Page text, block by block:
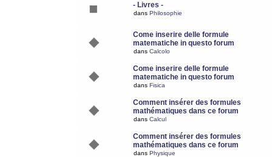
- Livres -
dans Philosophie
Come inserire delle formule
matematiche in questo forum
dans Calcolo
Come inserire delle formule
matematiche in questo forum
dans Fisica
Comment insérer des formules
mathématiques dans ce forum
dans Calcul
Comment insérer des formules
mathématiques dans ce forum
dans Physique